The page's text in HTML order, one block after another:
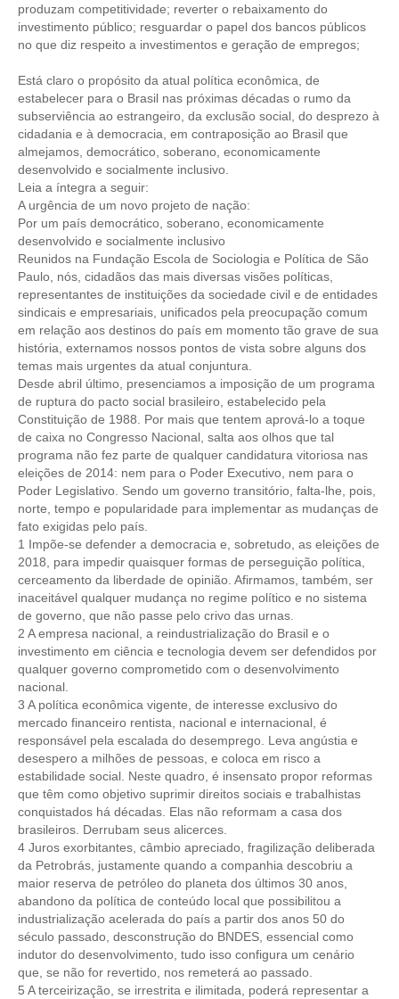
CONTRIBUIÇÃO ASSOCIATIVA OU ANUIDADE DE SÓCIO
CONTRIBUIÇÃO SINDICAL URBANA
REVISÃO DE APOSENTADORIA
FGTS EXPURGOS
FGTS CORREÇÃO
LEGISLAÇÃO
LEI 4.950-A/1966 – PISO SALARIAL
LEI 5.194/1966 – REGULAMENTAÇÃO DA PROFISSÃO
LEI 6.496/1977 – ART
RES 1.002/2002 – CÓDIGO DE ÉTICA
HOMOLOGAÇÕES
PISO SALARIAL
FIQUE POR DENTRO
OPORTUNIDADES
APRESENTAÇÃO
EMPREGO E ESTÁGIO
CARREIRA
AUTÔNOMOS E SERVIÇOS
NEWSLETTER
GUIA DAS ENGENHARIAS
CONTATO
CURSOS
ENGENHEIRO EMPREENDEDOR
SEESP EDUCAÇÃO
PLATAFORMAS GRATUITAS
BENEFÍCIOS
APOSENTADORIA
CONVÊNIOS
produzam competitividade; reverter o rebaixamento do
investimento público; resguardar o papel dos bancos públicos
no que diz respeito a investimentos e geração de empregos;
Está claro o propósito da atual política econômica, de
estabelecer para o Brasil nas próximas décadas o rumo da
subserviência ao estrangeiro, da exclusão social, do desprezo à
cidadania e à democracia, em contraposição ao Brasil que
almejamos, democrático, soberano, economicamente
desenvolvido e socialmente inclusivo.
Leia a íntegra a seguir:
A urgência de um novo projeto de nação:
Por um país democrático, soberano, economicamente
desenvolvido e socialmente inclusivo
Reunidos na Fundação Escola de Sociologia e Política de São
Paulo, nós, cidadãos das mais diversas visões políticas,
representantes de instituições da sociedade civil e de entidades
sindicais e empresariais, unificados pela preocupação comum
em relação aos destinos do país em momento tão grave de sua
história, externamos nossos pontos de vista sobre alguns dos
temas mais urgentes da atual conjuntura.
Desde abril último, presenciamos a imposição de um programa
de ruptura do pacto social brasileiro, estabelecido pela
Constituição de 1988. Por mais que tentem aprová-lo a toque
de caixa no Congresso Nacional, salta aos olhos que tal
programa não fez parte de qualquer candidatura vitoriosa nas
eleições de 2014: nem para o Poder Executivo, nem para o
Poder Legislativo. Sendo um governo transitório, falta-lhe, pois,
norte, tempo e popularidade para implementar as mudanças de
fato exigidas pelo país.
1 Impõe-se defender a democracia e, sobretudo, as eleições de
2018, para impedir quaisquer formas de perseguição política,
cerceamento da liberdade de opinião. Afirmamos, também, ser
inaceitável qualquer mudança no regime político e no sistema
de governo, que não passe pelo crivo das urnas.
2 A empresa nacional, a reindustrialização do Brasil e o
investimento em ciência e tecnologia devem ser defendidos por
qualquer governo comprometido com o desenvolvimento
nacional.
3 A política econômica vigente, de interesse exclusivo do
mercado financeiro rentista, nacional e internacional, é
responsável pela escalada do desemprego. Leva angústia e
desespero a milhões de pessoas, e coloca em risco a
estabilidade social. Neste quadro, é insensato propor reformas
que têm como objetivo suprimir direitos sociais e trabalhistas
conquistados há décadas. Elas não reformam a casa dos
brasileiros. Derrubam seus alicerces.
4 Juros exorbitantes, câmbio apreciado, fragilização deliberada
da Petrobrás, justamente quando a companhia descobriu a
maior reserva de petróleo do planeta dos últimos 30 anos,
abandono da política de conteúdo local que possibilitou a
industrialização acelerada do país a partir dos anos 50 do
século passado, desconstrução do BNDES, essencial como
indutor do desenvolvimento, tudo isso configura um cenário
que, se não for revertido, nos remeterá ao passado​.
5 A terceirização, se irrestrita e ilimitada, poderá representar a